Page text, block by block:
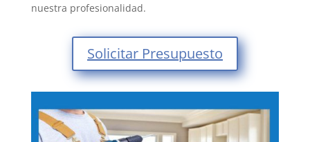
nuestra profesionalidad.
Solicitar Presupuesto